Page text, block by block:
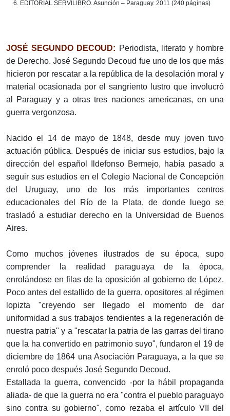
6. EDITORIAL SERVILIBRO. Asunción – Paraguay. 2011 (240 páginas)
JOSÉ SEGUNDO DECOUD: Periodista, literato y hombre
de Derecho. José Segundo Decoud fue uno de los que más
hicieron por rescatar a la república de la desolación moral y
material ocasionada por el sangriento lustro que involucró
al Paraguay y a otras tres naciones americanas, en una
guerra vergonzosa.
Nacido el 14 de mayo de 1848, desde muy joven tuvo
actuación pública. Después de iniciar sus estudios, bajo la
dirección del español Ildefonso Bermejo, había pasado a
seguir sus estudios en el Colegio Nacional de Concepción
del Uruguay, uno de los más importantes centros
educacionales del Río de la Plata, de donde luego se
trasladó a estudiar derecho en la Universidad de Buenos
Aires.
Como muchos jóvenes ilustrados de su época, supo
comprender la realidad paraguaya de la época,
enrolándose en filas de la oposición al gobierno de López.
Poco antes del estallido de la guerra, opositores al régimen
lopizta "creyendo ser llegado el momento de dar
uniformidad a sus trabajos tendientes a la regeneración de
nuestra patria" y a "rescatar la patria de las garras del tirano
que la ha convertido en patrimonio suyo", fundaron el 19 de
diciembre de 1864 una Asociación Paraguaya, a la que se
enroló poco después José Segundo Decoud.
Estallada la guerra, convencido -por la hábil propaganda
aliada- de que la guerra no era "contra el pueblo paraguayo
sino contra su gobierno", como rezaba el artículo VII del